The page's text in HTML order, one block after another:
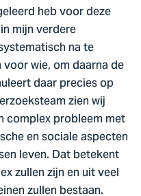
heb voor deze
mijn verdere
na te
wie, om daarna de
daar precies op
zien wij
complex probleem met
en sociale aspecten
leven. Dat betekent
zullen zijn en uit veel